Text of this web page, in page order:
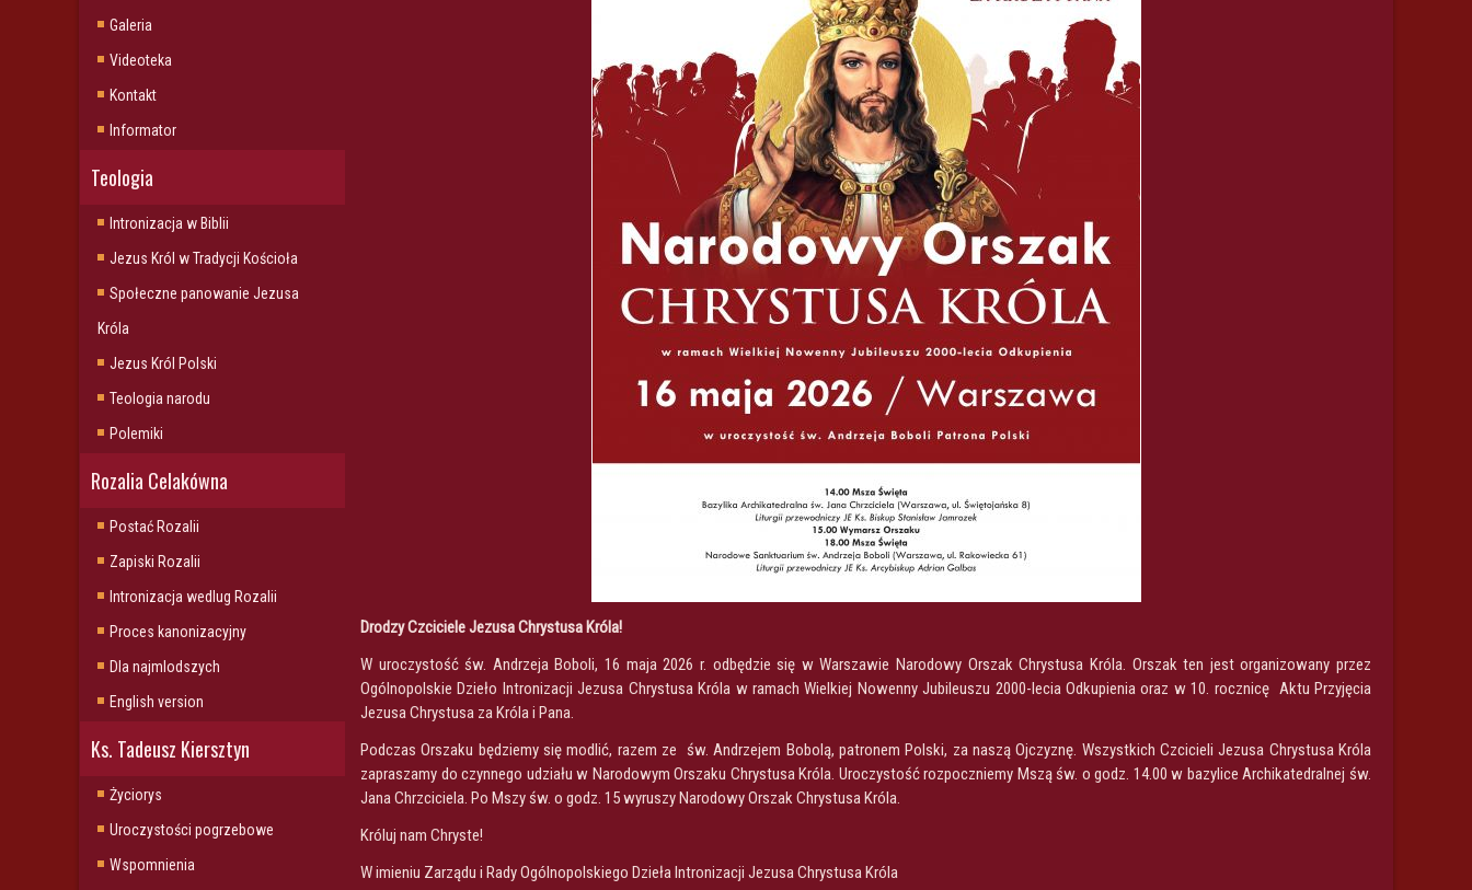
Galeria
Videoteka
Kontakt
Informator
Teologia
Intronizacja w Biblii
Jezus Król w Tradycji Kościoła
Społeczne panowanie Jezusa
Króla
Jezus Król Polski
Teologia narodu
Polemiki
Rozalia Celakówna
Postać Rozalii
Zapiski Rozalii
Intronizacja wedlug Rozalii
Proces kanonizacyjny
Dla najmlodszych
English version
Ks. Tadeusz Kiersztyn
Życiorys
Uroczystości pogrzebowe
Wspomnienia
Drodzy Czciciele Jezusa Chrystusa Króla!
W uroczystość św. Andrzeja Boboli, 16 maja 2026 r. odbędzie się w Warszawie Narodowy Orszak Chrystusa Króla. Orszak ten jest organizowany przez
Ogólnopolskie Dzieło Intronizacji Jezusa Chrystusa Króla w ramach Wielkiej Nowenny Jubileuszu 2000-lecia Odkupienia oraz w 10. rocznicę Aktu Przyjęcia
Jezusa Chrystusa za Króla i Pana.
Podczas Orszaku będziemy się modlić, razem ze św. Andrzejem Bobolą, patronem Polski, za naszą Ojczyznę. Wszystkich Czcicieli Jezusa Chrystusa Króla
zapraszamy do czynnego udziału w Narodowym Orszaku Chrystusa Króla. Uroczystość rozpoczniemy Mszą św. o godz. 14.00 w bazylice Archikatedralnej św.
Jana Chrzciciela. Po Mszy św. o godz. 15 wyruszy Narodowy Orszak Chrystusa Króla.
Króluj nam Chryste!
W imieniu Zarządu i Rady Ogólnopolskiego Dzieła Intronizacji Jezusa Chrystusa Króla